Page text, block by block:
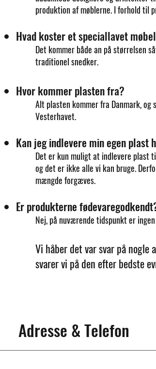
produktion af møblerne. I forhold til
Hvad koster et speciallavet
Det kommer både an på størrelsen
traditionel snedker.
Hvor kommer plasten fra?
Alt plasten kommer fra Danmark,
Vesterhavet.
Kan jeg indlevere min egen plast
Det er kun muligt at indlevere plast
og det er ikke alle vi kan bruge.
mængde forgæves.
Er produkterne
Nej, på nuværende tidspunkt er
Vi håber det var svar på nogle
svarer vi på den efter bedste
Adresse & Telefon